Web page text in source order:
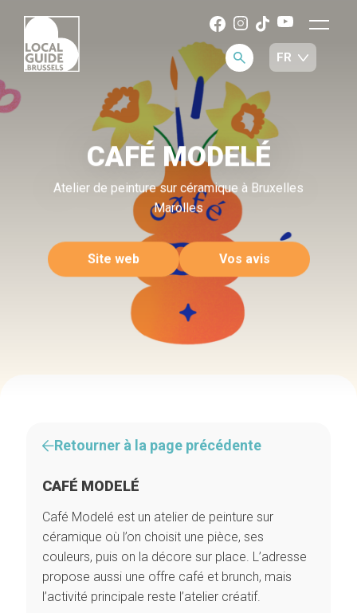
CAFÉ MODELÉ
Atelier de peinture sur céramique à Bruxelles
Marolles
Site web Vos avis
Retourner à la page précédente
CAFÉ MODELÉ
Café Modelé est un atelier de peinture sur
céramique où l’on choisit une pièce, ses
couleurs, puis on la décore sur place. L’adresse
propose aussi une offre café et brunch, mais
l’activité principale reste l’atelier créatif.